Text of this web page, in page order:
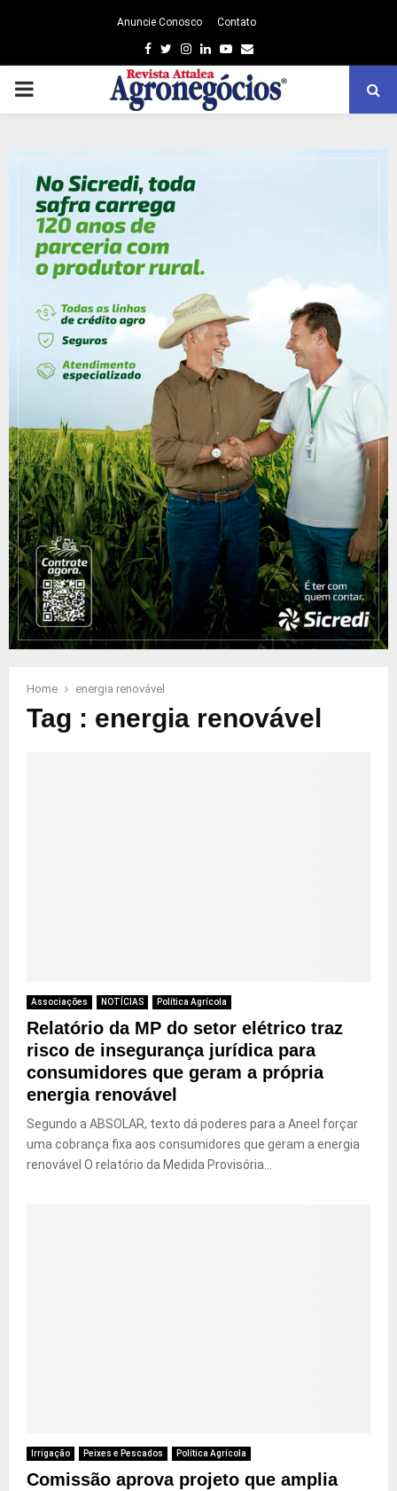
Anuncie Conosco Contato
Facebook
TwitterInstagram
LinkedinYoutube
Email
PRIMARY
Home energia renovável
Tag : energia renovável
Associações NOTÍCIAS Política Agrícola
Relatório da MP do setor elétrico traz
risco de insegurança jurídica para
consumidores que geram a própria
energia renovável
Segundo a ABSOLAR, texto dá poderes para a Aneel forçar
uma cobrança fixa aos consumidores que geram a energia
renovável O relatório da Medida Provisória...
Irrigação Peixes e Pescados Política Agrícola
Comissão aprova projeto que amplia